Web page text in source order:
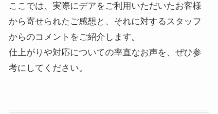
ここでは、実際にデアをご利用いただいたお客様
から寄せられたご感想と、それに対するスタッフ
からのコメントをご紹介します。
仕上がりや対応についての率直なお声を、ぜひ参
考にしてください。